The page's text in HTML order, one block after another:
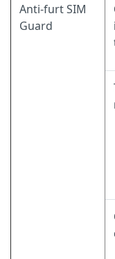
Anti-furt SIM
Guard